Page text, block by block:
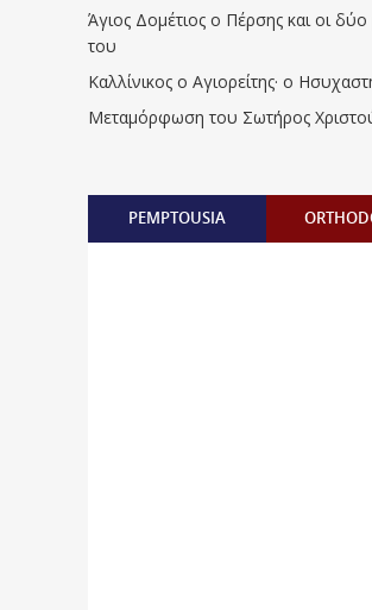
Άγιος Δομέτιος ο Πέρσης και οι δύο
του
Καλλίνικος ο Αγιορείτης · ο
Μεταμόρφωση του Σωτήρος
PEMPTOUSIA